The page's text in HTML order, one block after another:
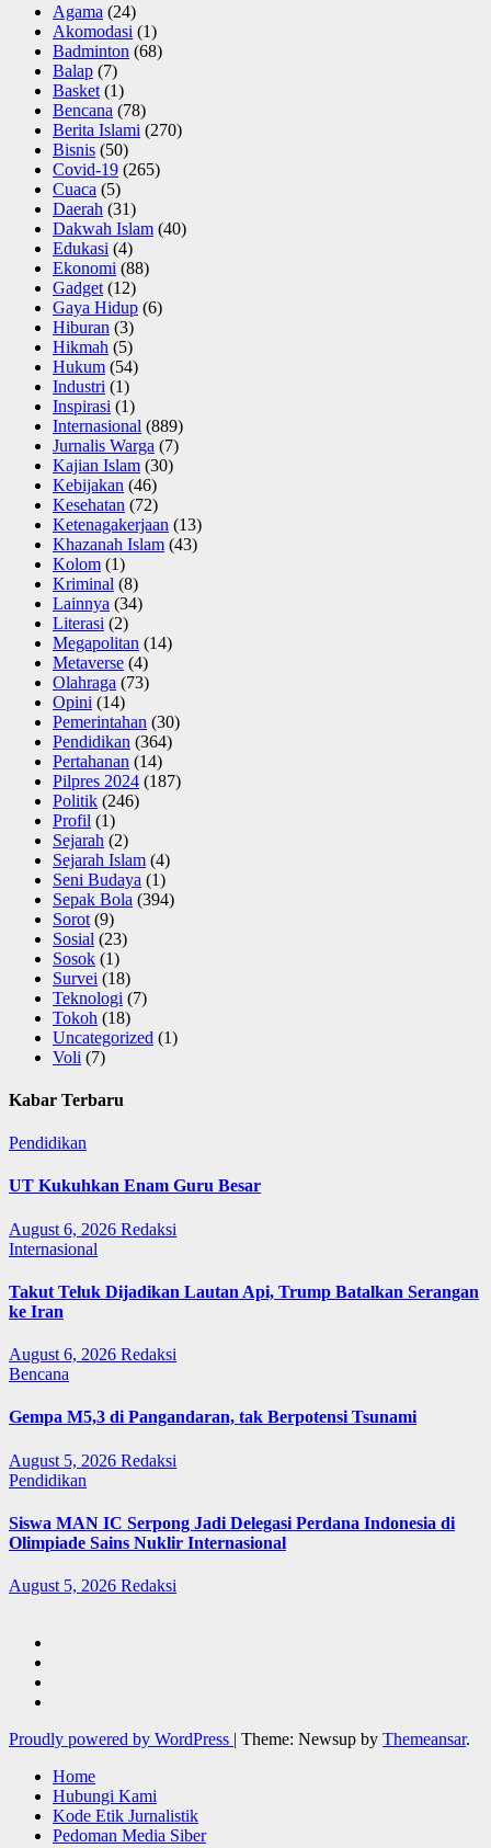
Agama (24)
Akomodasi (1)
Badminton (68)
Balap (7)
Basket (1)
Bencana (78)
Berita Islami (270)
Bisnis (50)
Covid-19 (265)
Cuaca (5)
Daerah (31)
Dakwah Islam (40)
Edukasi (4)
Ekonomi (88)
Gadget (12)
Gaya Hidup (6)
Hiburan (3)
Hikmah (5)
Hukum (54)
Industri (1)
Inspirasi (1)
Internasional (889)
Jurnalis Warga (7)
Kajian Islam (30)
Kebijakan (46)
Kesehatan (72)
Ketenagakerjaan (13)
Khazanah Islam (43)
Kolom (1)
Kriminal (8)
Lainnya (34)
Literasi (2)
Megapolitan (14)
Metaverse (4)
Olahraga (73)
Opini (14)
Pemerintahan (30)
Pendidikan (364)
Pertahanan (14)
Pilpres 2024 (187)
Politik (246)
Profil (1)
Sejarah (2)
Sejarah Islam (4)
Seni Budaya (1)
Sepak Bola (394)
Sorot (9)
Sosial (23)
Sosok (1)
Survei (18)
Teknologi (7)
Tokoh (18)
Uncategorized (1)
Voli (7)
Kabar Terbaru
Pendidikan
UT Kukuhkan Enam Guru Besar
August 6, 2026 Redaksi
Internasional
Takut Teluk Dijadikan Lautan Api, Trump Batalkan Serangan
ke Iran
August 6, 2026 Redaksi
Bencana
Gempa M5,3 di Pangandaran, tak Berpotensi Tsunami
August 5, 2026 Redaksi
Pendidikan
Siswa MAN IC Serpong Jadi Delegasi Perdana Indonesia di
Olimpiade Sains Nuklir Internasional
August 5, 2026 Redaksi
Proudly powered by WordPress | Theme: Newsup by Themeansar.
Home
Hubungi Kami
Kode Etik Jurnalistik
Pedoman Media Siber